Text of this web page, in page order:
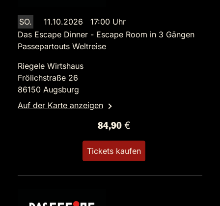
SO.
11.10.2026 17:00 Uhr
Das Escape Dinner - Escape Room in 3 Gängen
Passepartouts Weltreise
Riegele Wirtshaus
Frölichstraße 26
86150 Augsburg
Auf der Karte anzeigen
84,90 €
Tickets kaufen